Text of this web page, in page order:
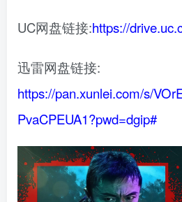
UC网盘链接:https://
迅雷网盘链接:
https://pan.xunlei.com/s/
PvaCPEUA1?pwd=dgip#